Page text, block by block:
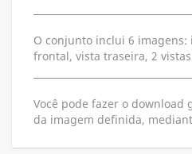
O conjunto inclui 6
frontal, vista traseira, 2
Você pode fazer o download
da imagem definida,